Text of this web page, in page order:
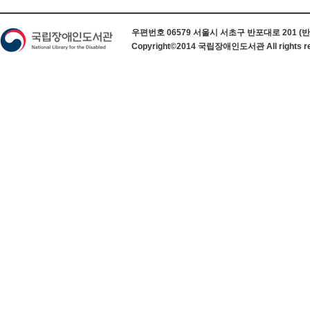
우편번호 06579 서울시 서초구 반포대로 201 (
Copyright©2014 국립장애인도서관 All rights